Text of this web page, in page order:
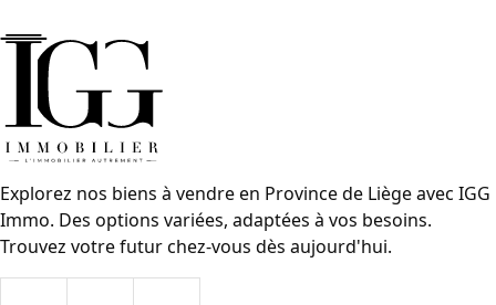
Explorez nos biens à vendre en Province de Liège avec IGG
Immo. Des options variées, adaptées à vos besoins.
Trouvez votre futur chez-vous dès aujourd'hui.